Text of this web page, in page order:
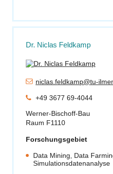
Dr. Niclas Feldkamp
niclas.feldkamp@tu-
+49 3677 69-4044
Werner-Bischoff-Bau
Raum F1110
Forschungsgebiet
Data Mining, Data
Simulationsdatenanalyse